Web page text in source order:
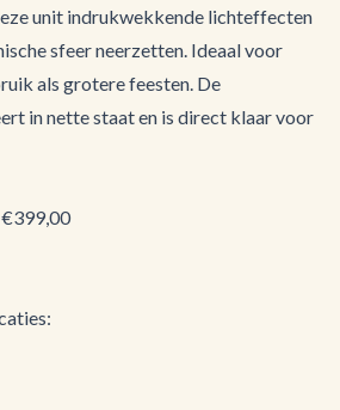
unit indrukwekkende lichteffecten
sfeer neerzetten. Ideaal voor
als grotere feesten. De
in nette staat en is direct klaar voor